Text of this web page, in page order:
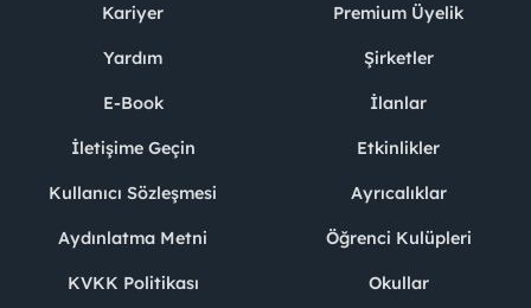
Kariyer
Yardım
E-Book
İletişime Geçin
Kullanıcı Sözleşmesi
Aydınlatma Metni
KVKK Politikası
Premium Üyelik
Şirketler
İlanlar
Etkinlikler
Ayrıcalıklar
Öğrenci Kulüpleri
Okullar